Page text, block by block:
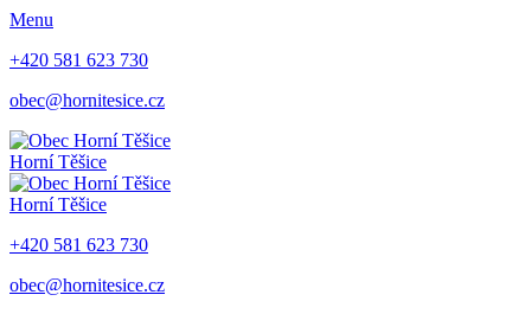
Menu
+420 581 623 730
obec@hornitesice.cz
Horní Těšice
Horní Těšice
+420 581 623 730
obec@hornitesice.cz